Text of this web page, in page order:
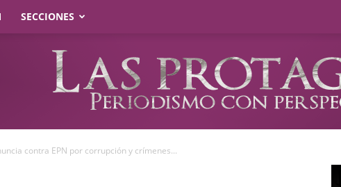
SECCIONES
contra EPN por corrupción y crímenes...